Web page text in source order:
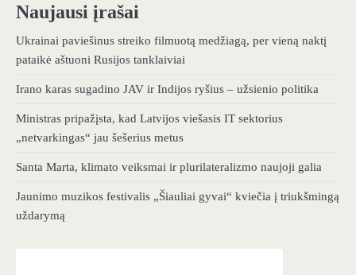
Naujausi įrašai
Ukrainai paviešinus streiko filmuotą medžiagą, per vieną naktį
pataikė aštuoni Rusijos tanklaiviai
Irano karas sugadino JAV ir Indijos ryšius – užsienio politika
Ministras pripažįsta, kad Latvijos viešasis IT sektorius
„netvarkingas“ jau šešerius metus
Santa Marta, klimato veiksmai ir plurilateralizmo naujoji galia
Jaunimo muzikos festivalis „Šiauliai gyvai“ kviečia į triukšmingą
uždarymą